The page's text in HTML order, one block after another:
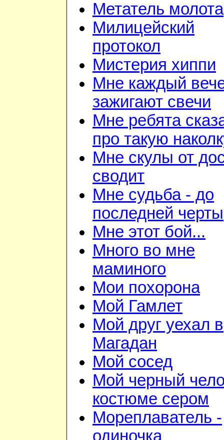
Метатель молота
Милицейский
протокол
Мистерия хиппи
Мне каждый
зажигают свечи
Мне ребята
про такую
Мне скулы от
сводит
Мне судьба - до
последней черты
Мне этот бой...
Много во мне
маминого
Мои похорона
Мой Гамлет
Мой друг уехал в
Магадан
Мой сосед
Мой черный
костюме сером
Мореплаватель -
одиночка